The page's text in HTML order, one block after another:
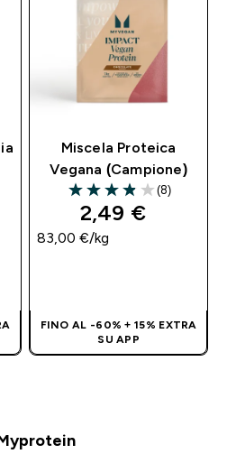
Miscela Proteica
Vegana (Campione)
3.88 out of 5 stars
(8)
2,49 €‎
83,00 €‎/kg
FINO AL -60% + 15% EXTRA
SU APP